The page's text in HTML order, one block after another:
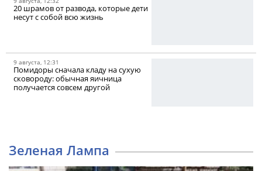
20 шрамов от развода, которые дети
несут с собой всю жизнь
9 августа, 12:31
Помидоры сначала кладу на сухую
сковороду: обычная яичница
получается совсем другой
Зеленая Лампа